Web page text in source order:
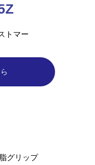
トマー
グリップ